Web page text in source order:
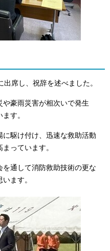
席し、祝辞を述べました。
豪雨災害が相次いで発生
す。
駆け付け、迅速な救助活動
っています。
通して消防救助技術の更な
います。